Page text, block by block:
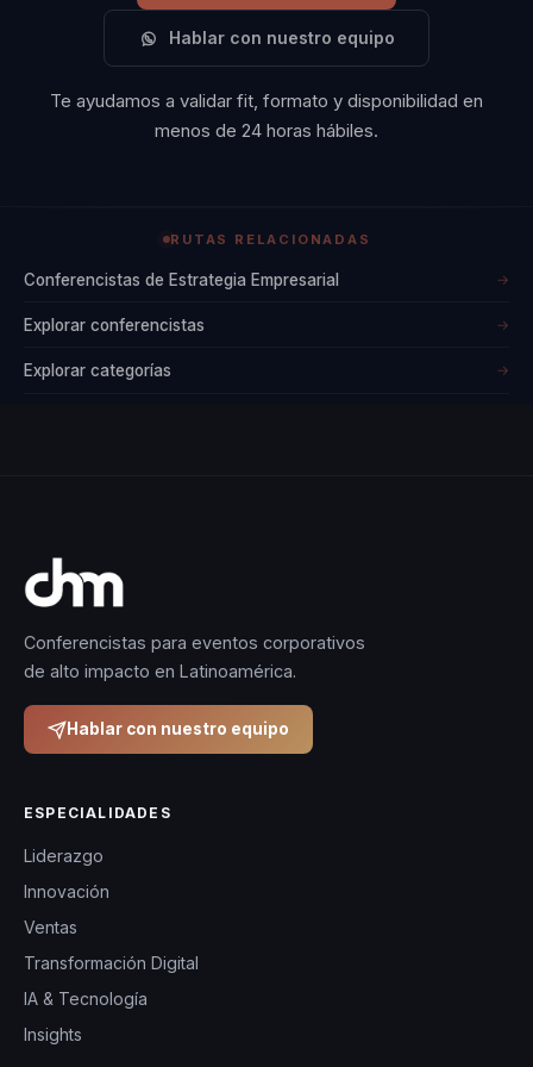
Hablar con nuestro equipo
Te ayudamos a validar fit, formato y disponibilidad en
menos de 24 horas hábiles.
RUTAS RELACIONADAS
Conferencistas de Estrategia Empresarial →
Explorar conferencistas →
Explorar categorías →
Conferencistas para eventos corporativos
de alto impacto en Latinoamérica.
Hablar con nuestro equipo
ESPECIALIDADES
Liderazgo
Innovación
Ventas
Transformación Digital
IA & Tecnología
Insights